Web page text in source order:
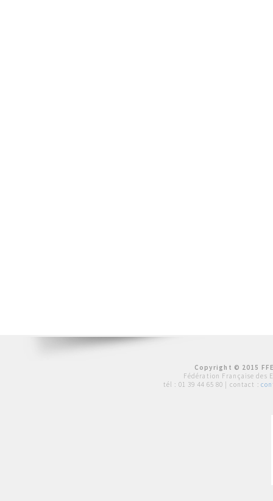
Copyright © 2015
Fédération Française des
tél : 01 39 44 65 80 | contact :